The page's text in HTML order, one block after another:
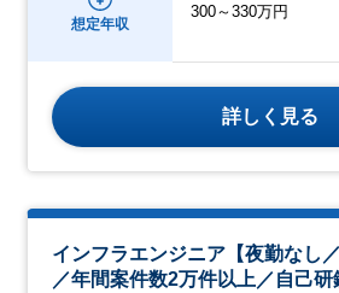
想定年収
300～330万円
詳しく見る
インフラエンジニア【夜勤なし
／年間案件数2万件以上／自己